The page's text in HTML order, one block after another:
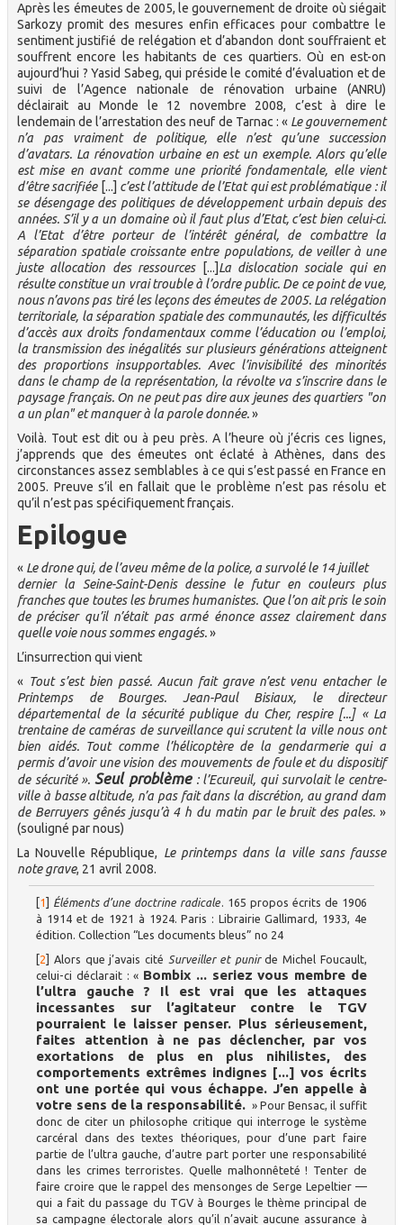
Après les émeutes de 2005, le gouvernement de droite où siégait
Sarkozy promit des mesures enfin efficaces pour combattre le
sentiment justifié de relégation et d’abandon dont souffraient et
souffrent encore les habitants de ces quartiers. Où en est-on
aujourd’hui ? Yasid Sabeg, qui préside le comité d’évaluation et de
suivi de l’Agence nationale de rénovation urbaine (ANRU)
déclairait au Monde le 12 novembre 2008, c’est à dire le
lendemain de l’arrestation des neuf de Tarnac : « Le gouvernement
n’a pas vraiment de politique, elle n’est qu’une succession
d’avatars. La rénovation urbaine en est un exemple. Alors qu’elle
est mise en avant comme une priorité fondamentale, elle vient
d’être sacrifiée[...] c’est l’attitude de l’Etat qui est problématique : il
se désengage des politiques de développement urbain depuis des
années. S’il y a un domaine où il faut plus d’Etat, c’est bien celui-ci.
A l’Etat d’être porteur de l’intérêt général, de combattre la
séparation spatiale croissante entre populations, de veiller à une
juste allocation des ressources[...]La dislocation sociale qui en
résulte constitue un vrai trouble à l’ordre public. De ce point de vue,
nous n’avons pas tiré les leçons des émeutes de 2005. La relégation
territoriale, la séparation spatiale des communautés, les difficultés
d’accès aux droits fondamentaux comme l’éducation ou l’emploi,
la transmission des inégalités sur plusieurs générations atteignent
des proportions insupportables. Avec l’invisibilité des minorités
dans le champ de la représentation, la révolte va s’inscrire dans le
paysage français. On ne peut pas dire aux jeunes des quartiers "on
a un plan" et manquer à la parole donnée.»
Voilà. Tout est dit ou à peu près. A l’heure où j’écris ces lignes,
j’apprends que des émeutes ont éclaté à Athènes, dans des
circonstances assez semblables à ce qui s’est passé en France en
2005. Preuve s’il en fallait que le problème n’est pas résolu et
qu’il n’est pas spécifiquement français.
Epilogue
« Le drone qui, de l’aveu même de la police, a survolé le 14 juillet
dernier la Seine-Saint-Denis dessine le futur en couleurs plus
franches que toutes les brumes humanistes. Que l’on ait pris le soin
de préciser qu’il n’était pas armé énonce assez clairement dans
quelle voie nous sommes engagés.»
L’insurrection qui vient
« Tout s’est bien passé. Aucun fait grave n’est venu entacher le
Printemps de Bourges. Jean-Paul Bisiaux, le directeur
départemental de la sécurité publique du Cher, respire [...] « La
trentaine de caméras de surveillance qui scrutent la ville nous ont
bien aidés. Tout comme l’hélicoptère de la gendarmerie qui a
permis d’avoir une vision des mouvements de foule et du dispositif
de sécurité ».Seul problème: l’Ecureuil, qui survolait le centre-
ville à basse altitude, n’a pas fait dans la discrétion, au grand dam
de Berruyers gênés jusqu’à 4 h du matin par le bruit des pales. »
(souligné par nous)
La Nouvelle République, Le printemps dans la ville sans fausse
note grave, 21 avril 2008.
1 Éléments d’une doctrine radicale. 165 propos écrits de 1906
à 1914 et de 1921 à 1924. Paris : Librairie Gallimard, 1933, 4e
édition. Collection “Les documents bleus” no 24
2 ]Alors que j’avais cité Surveiller et punirde Michel Foucault,
celui-ci déclarait : « Bombix ... seriez vous membre de
l’ultra gauche ? Il est vrai que les attaques
incessantes sur l’agitateur contre le TGV
pourraient le laisser penser. Plus sérieusement,
faites attention à ne pas déclencher, par vos
exortations de plus en plus nihilistes, des
comportements extrêmes indignes [...] vos écrits
ont une portée qui vous échappe. J’en appelle à
votre sens de la responsabilité. » Pour Bensac, il suffit
donc de citer un philosophe critique qui interroge le système
carcéral dans des textes théoriques, pour d’une part faire
partie de l’ultra gauche, d’autre part porter une responsabilité
dans les crimes terroristes. Quelle malhonnêteté ! Tenter de
faire croire que le rappel des mensonges de Serge Lepeltier —
qui a fait du passage du TGV à Bourges le thème principal de
sa campagne électorale alors qu’il n’avait aucune assurance à